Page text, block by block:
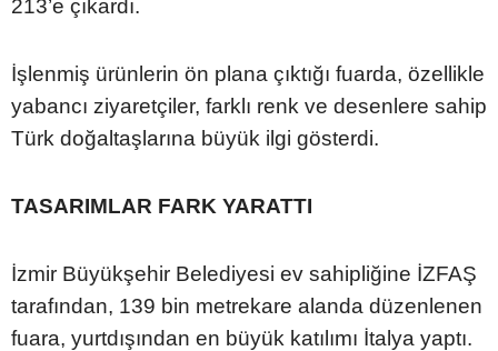
213’e çıkardı.
İşlenmiş ürünlerin ön plana çıktığı fuarda, özellikle
yabancı ziyaretçiler, farklı renk ve desenlere sahip
Türk doğaltaşlarına büyük ilgi gösterdi.
TASARIMLAR FARK YARATTI
İzmir Büyükşehir Belediyesi ev sahipliğine İZFAŞ
tarafından, 139 bin metrekare alanda düzenlenen
fuara, yurtdışından en büyük katılımı İtalya yaptı.